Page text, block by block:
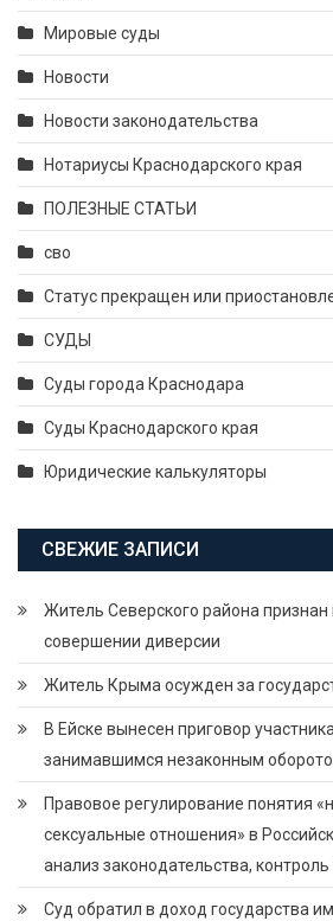
Мировые суды
Новости
Новости законодательства
Нотариусы Краснодарского края
ПОЛЕЗНЫЕ СТАТЬИ
сво
Статус прекращен или
СУДЫ
Суды города Краснодара
Суды Краснодарского края
Юридические калькуляторы
СВЕЖИЕ ЗАПИСИ
Житель Северского района
совершении диверсии
Житель Крыма осужден за
В Ейске вынесен приговор
занимавшимся незаконным
Правовое регулирование понятия
сексуальные отношения» в
анализ законодательства, контроль
Суд обратил в доход государства